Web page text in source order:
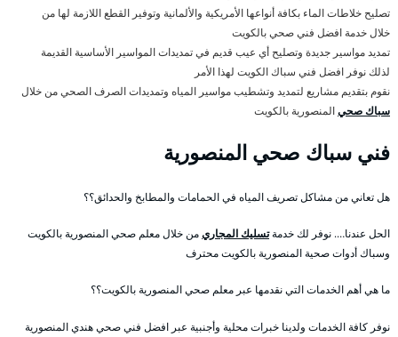
تصليح خلاطات الماء بكافة أنواعها الأمريكية والألمانية وتوفير القطع اللازمة لها من
خلال خدمة افضل فني صحي بالكويت
تمديد مواسير جديدة وتصليح أي عيب قديم في تمديدات المواسير الأساسية القديمة
لذلك نوفر افضل فني سباك الكويت لهذا الأمر
نقوم بتقديم مشاريع لتمديد وتشطيب مواسير المياه وتمديدات الصرف الصحي من خلال
سباك صحيالمنصورية بالكويت
فني سباك صحي المنصورية
هل تعاني من مشاكل تصريف المياه في الحمامات والمطابخ والحدائق؟؟
الحل عندنا…. نوفر لك خدمةتسليك المجاريمن خلال معلم صحي المنصورية بالكويت
وسباك أدوات صحية المنصورية بالكويت محترف
ما هي أهم الخدمات التي نقدمها عبر معلم صحي المنصورية بالكويت؟؟
نوفر كافة الخدمات ولدينا خبرات محلية وأجنبية عبر افضل فني صحي هندي المنصورية